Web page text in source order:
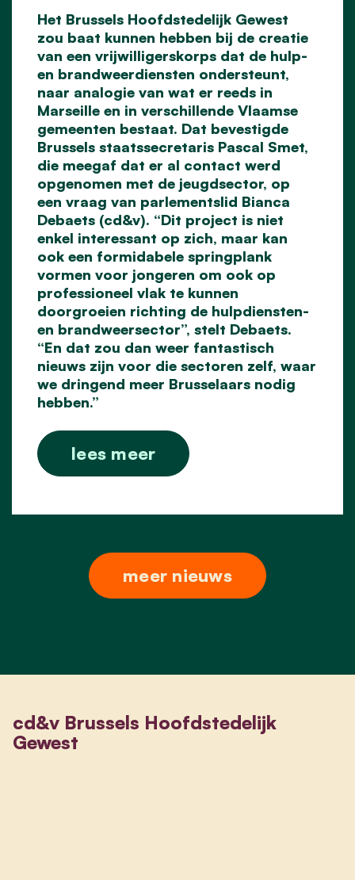
Het Brussels Hoofdstedelijk Gewest
zou baat kunnen hebben bij de creatie
van een vrijwilligerskorps dat de hulp-
en brandweerdiensten ondersteunt,
naar analogie van wat er reeds in
Marseille en in verschillende Vlaamse
gemeenten bestaat. Dat bevestigde
Brussels staatssecretaris Pascal Smet,
die meegaf dat er al contact werd
opgenomen met de jeugdsector, op
een vraag van parlementslid Bianca
Debaets (cd&v). “Dit project is niet
enkel interessant op zich, maar kan
ook een formidabele springplank
vormen voor jongeren om ook op
professioneel vlak te kunnen
doorgroeien richting de hulpdiensten-
en brandweersector”, stelt Debaets.
“En dat zou dan weer fantastisch
nieuws zijn voor die sectoren zelf, waar
we dringend meer Brusselaars nodig
hebben.”
lees meer
meer nieuws
cd&v Brussels Hoofdstedelijk
Gewest